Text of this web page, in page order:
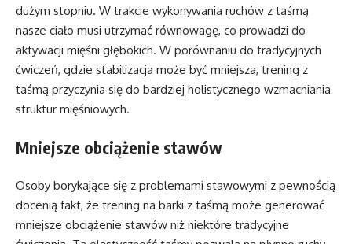
dużym stopniu. W trakcie wykonywania ruchów z taśmą
nasze ciało musi utrzymać równowagę, co prowadzi do
aktywacji mięśni głębokich. W porównaniu do tradycyjnych
ćwiczeń, gdzie stabilizacja może być mniejsza, trening z
taśmą przyczynia się do bardziej holistycznego wzmacniania
struktur mięśniowych.
Mniejsze obciążenie stawów
Osoby borykające się z problemami stawowymi z pewnością
docenią fakt, że trening na barki z taśmą może generować
mniejsze obciążenie stawów niż niektóre tradycyjne